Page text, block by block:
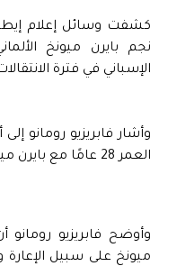
كشفت وسائل إعلام
نجم بايرن ميونخ
الإسباني في فترة
وأشار فابريزيو رومانو
العمر 28 عامًا مع بايرن ميونخ يستمر حتى يونيو عام 2027.
وأوضح فابريزيو
ميونخ على سبيل